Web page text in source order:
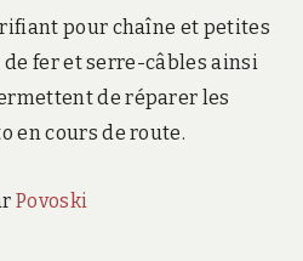
pour chaîne et petites
de fer et serre-câbles ainsi
de réparer les
en cours de route.
Povoski